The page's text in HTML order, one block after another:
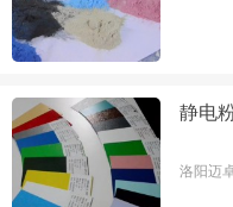
静电
洛阳迈